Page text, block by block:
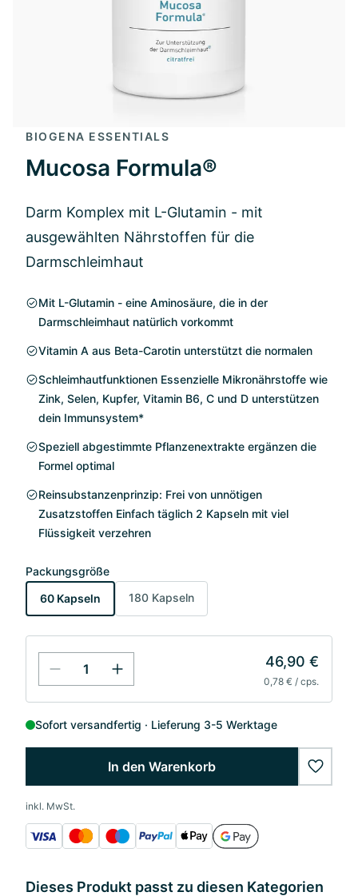
BIOGENA ESSENTIALS
Mucosa Formula®
Darm Komplex mit L-Glutamin - mit
ausgewählten Nährstoffen für die
Darmschleimhaut
Mit L-Glutamin - eine Aminosäure, die in der
Darmschleimhaut natürlich vorkommt
Vitamin A aus Beta-Carotin unterstützt die normalen
Schleimhautfunktionen Essenzielle Mikronährstoffe wie
Zink, Selen, Kupfer, Vitamin B6, C und D unterstützen
dein Immunsystem*
Speziell abgestimmte Pflanzenextrakte ergänzen die
Formel optimal
Reinsubstanzenprinzip: Frei von unnötigen
Zusatzstoffen Einfach täglich 2 Kapseln mit viel
Flüssigkeit verzehren
Packungsgröße
60 Kapseln
180 Kapseln
46,90 €
0,78 € / cps.
Sofort versandfertig Lieferung 3-5 Werktage
In den Warenkorb
inkl. MwSt.
Dieses Produkt passt zu diesen Kategorien